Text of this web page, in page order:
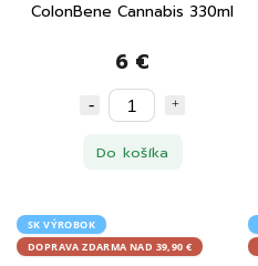
ColonBene Cannabis 330ml
6 €
Do košíka
SK VÝROBOK
DOPRAVA ZDARMA NAD 39,90 €